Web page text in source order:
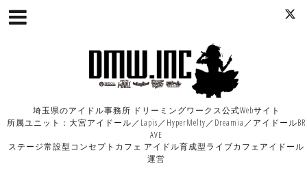
埼玉県のアイドル事務所 ドリーミングワークス公式Webサイト
所属ユニット：大宮アイドール／Lapis／HyperMelty／Dreamia／アイドールBR
AVE
ステージ常設型コンセプトカフェ アイドル育成型ライブカフェアイドール
運営